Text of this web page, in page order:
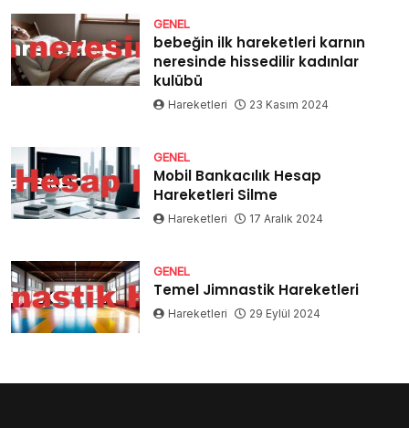
GENEL
bebeğin ilk hareketleri karnın
neresinde hissedilir kadınlar
kulübü
Hareketleri 23 Kasım 2024
GENEL
Mobil Bankacılık Hesap
Hareketleri Silme
Hareketleri 17 Aralık 2024
GENEL
Temel Jimnastik Hareketleri
Hareketleri 29 Eylül 2024